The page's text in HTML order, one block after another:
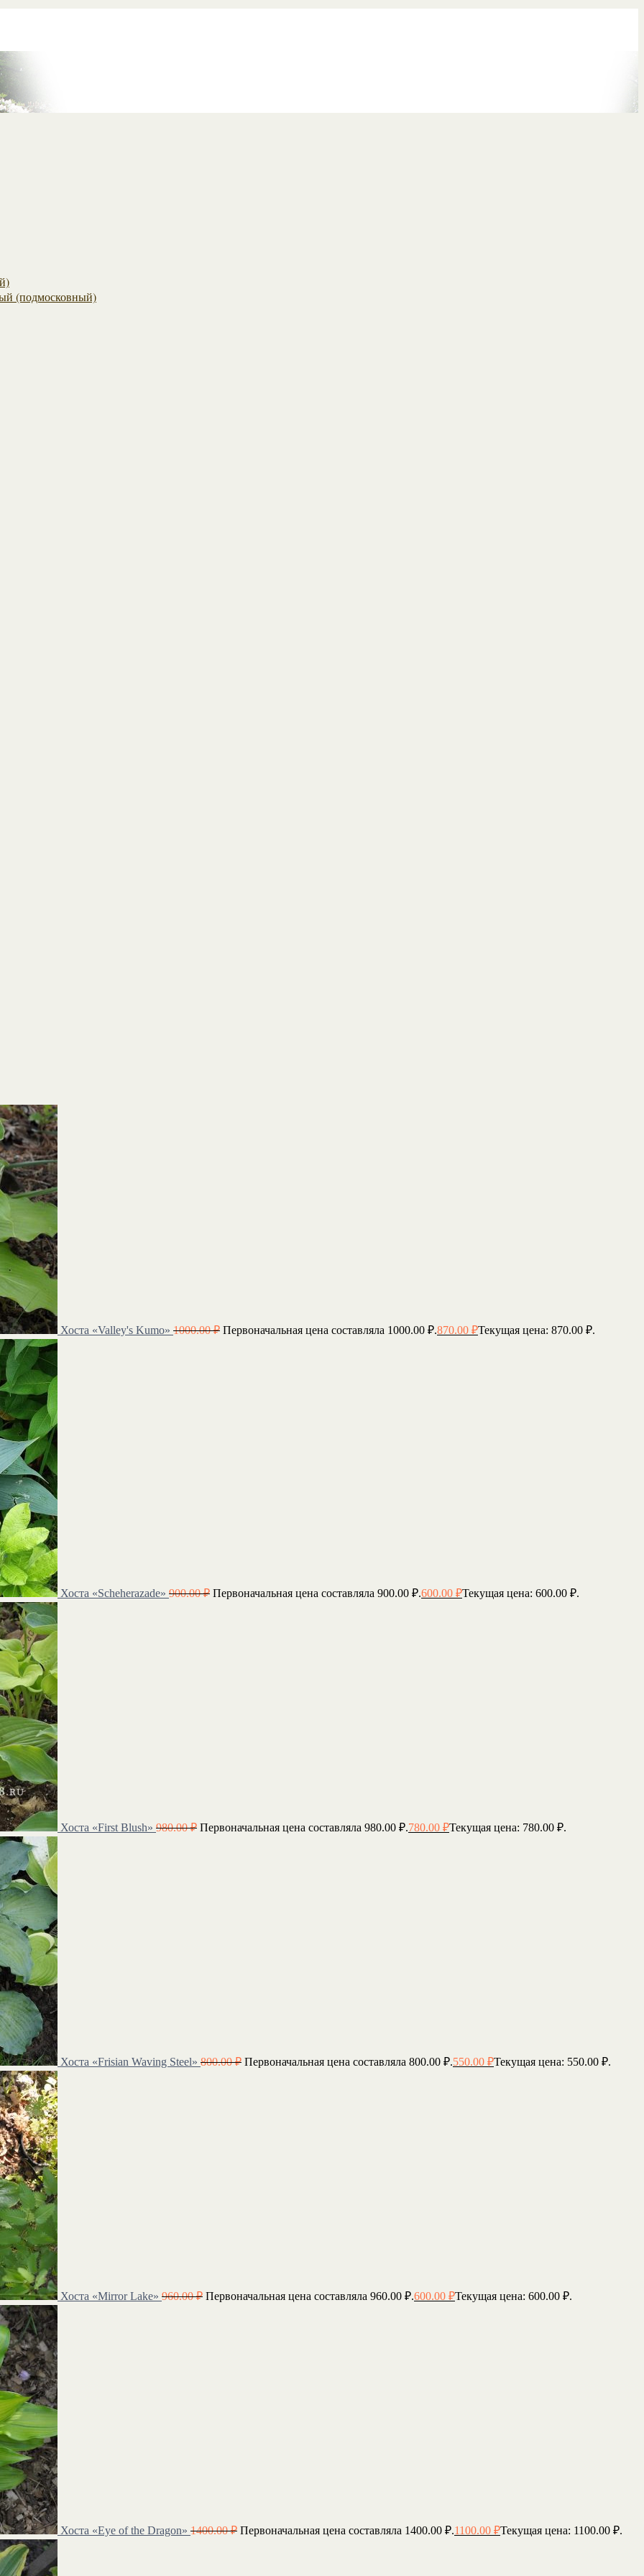
(подмосковный)
Хоста «Valley's Kumo» 1000.00₽ Первоначальная цена составляла 1000.00 ₽.870.00 ₽Текущая цена: 870.00 ₽.
Хоста «Scheherazade» 900.00₽ Первоначальная цена составляла 900.00 ₽.600.00 ₽Текущая цена: 600.00 ₽.
Хоста «First Blush» 980.00₽ Первоначальная цена составляла 980.00 ₽.780.00 ₽Текущая цена: 780.00 ₽.
Хоста «Frisian Waving Steel» 800.00₽ Первоначальная цена составляла 800.00 ₽.550.00 ₽Текущая цена: 550.00 ₽.
Хоста «Mirror Lake» 960.00₽ Первоначальная цена составляла 960.00 ₽.600.00 ₽Текущая цена: 600.00 ₽.
Хоста «Eye of the Dragon» 1400.00₽ Первоначальная цена составляла 1400.00 ₽.1100.00 ₽Текущая цена: 1100.00 ₽.